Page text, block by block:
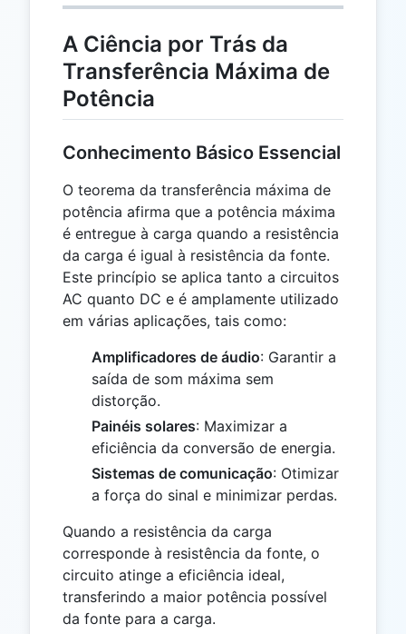
A Ciência por Trás da
Transferência Máxima de
Potência
Conhecimento Básico Essencial
O teorema da transferência máxima de
potência afirma que a potência máxima
é entregue à carga quando a resistência
da carga é igual à resistência da fonte.
Este princípio se aplica tanto a circuitos
AC quanto DC e é amplamente utilizado
em várias aplicações, tais como:
Amplificadores de áudio: Garantir a
saída de som máxima sem
distorção.
Painéis solares: Maximizar a
eficiência da conversão de energia.
Sistemas de comunicação: Otimizar
a força do sinal e minimizar perdas.
Quando a resistência da carga
corresponde à resistência da fonte, o
circuito atinge a eficiência ideal,
transferindo a maior potência possível
da fonte para a carga.